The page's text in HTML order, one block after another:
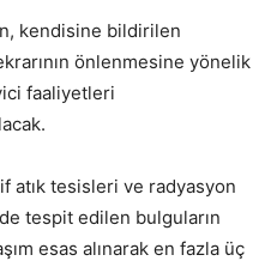
kendisine bildirilen
önlenmesine yönelik
faaliyetleri
atık tesisleri ve radyasyon
tespit edilen bulguların
esas alınarak en fazla üç